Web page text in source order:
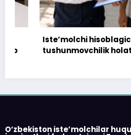
Iste’molchi hisoblagichi
tushunmovchilik holati
O‘zbekiston iste’molchilar